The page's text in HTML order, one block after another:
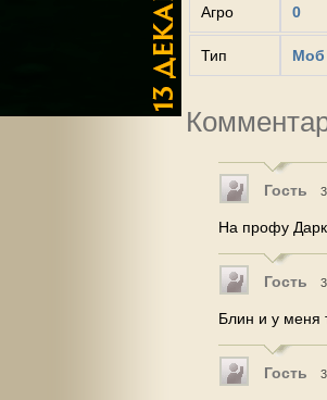
Агро 0
Тип Моб
Гость
На профу Дарк
Гость
Блин и у меня
Гость